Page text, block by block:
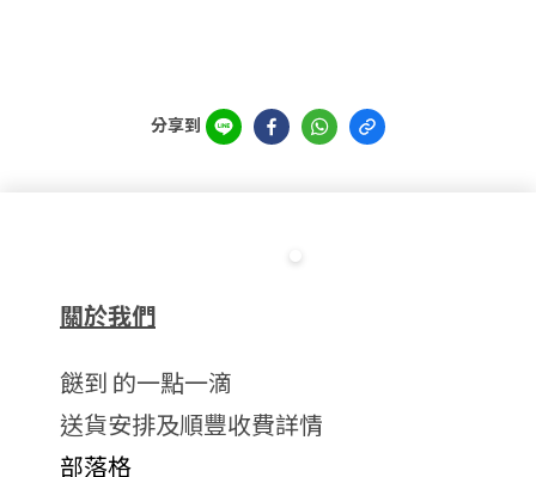
分享到
關於我們
餸到 的一點一滴
送貨安排及順豐收費詳情
部落格